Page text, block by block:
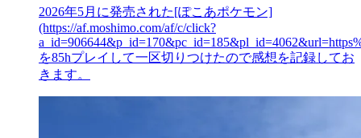
2026年5月に発売された[ぽこあポケモン]
(https://af.moshimo.com/af/c/click?
を85hプレイして一区切りつけたので感想を記録してお
きます。